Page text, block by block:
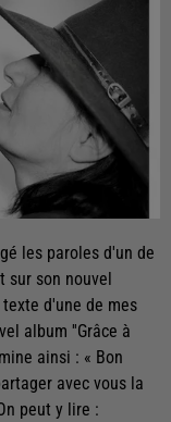
les paroles d'un de
son nouvel
d'une de mes
album ''Grâce à
ainsi : « Bon
avec vous la
peut y lire :